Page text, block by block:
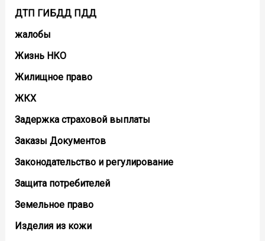
ДТП ГИБДД ПДД
жалобы
Жизнь НКО
Жилищное право
ЖКХ
Задержка страховой выплаты
Заказы Документов
Законодательство и регулирование
Защита потребителей
Земельное право
Изделия из кожи